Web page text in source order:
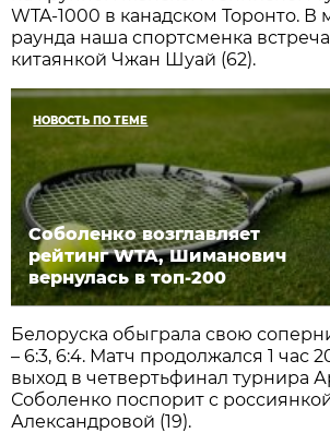
WTA-1000 в канадском Торонто. В
раунда наша спортсменка
китаянкой Чжан Шуай (62).
НОВОСТЬ ПО ТЕМЕ
Соболенко возглавляет
рейтинг WTA, Шиманович
вернулась в топ-200
Белоруска обыграла свою
– 6:3, 6:4. Матч продолжался 1 час
выход в четвертьфинал турнира
Соболенко поспорит с
Александровой (19).